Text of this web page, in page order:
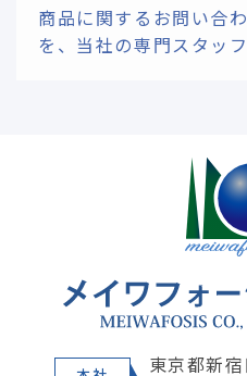
商品に関するお問い合
を、 当社の専門スタッ
東京都新